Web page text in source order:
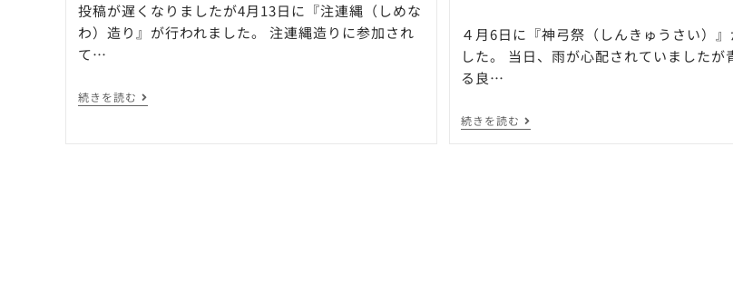
投稿が遅くなりましたが4月13日に『注連縄（しめな
わ）造り』が行われました。 注連縄造りに参加され
て…
続きを読む
４月6日に『神弓祭（しんきゅうさい）』
した。 当日、雨が心配されていましたが
る良…
続きを読む